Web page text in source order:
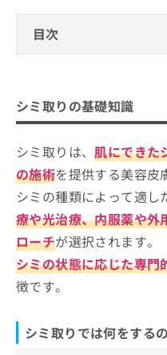
目次
シミ取りを検討する
シミ取りを受け
ばいい？
シミ取りを受け
にチェックする4
そもそもシミって
かりやすい紹介も
名古屋市で評判
のクリニック11選
ふくしま皮膚科・
あつた皮ふ科クリ
シミ取りの基礎知識
シミ取りは、肌にできた
の施術を提供する美容皮
シミの種類によって適し
療や光治療、内服薬や外
ローチが選択されます。
シミの状態に応じた専門
徴です。
シミ取りでは何をする
ので
み
ち
ら
掲
載
情
報
の
修
正
は
こ
ら
料
情
拡
充
の
お
申
し
込
み
は
こ
ら